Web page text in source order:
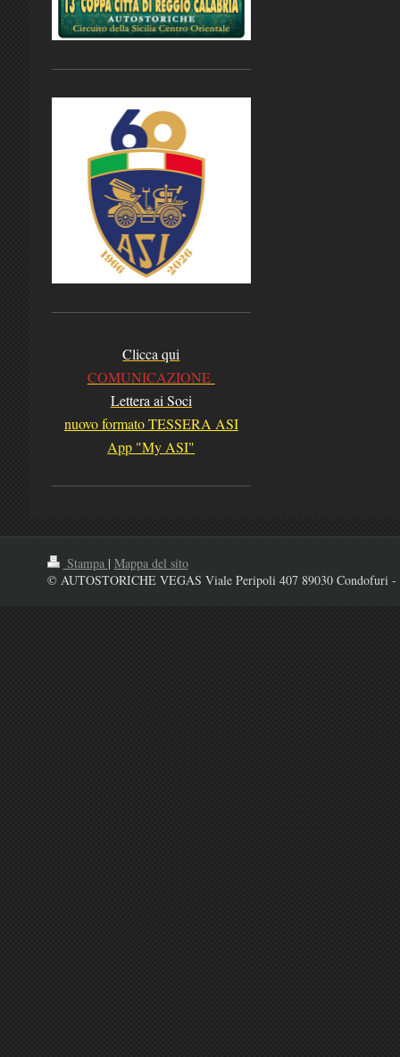
Clicca qui
COMUNICAZIONE
Lettera ai Soci
nuovo formato TESSERA ASI
App "My ASI"
Stampa | Mappa del sito
© AUTOSTORICHE VEGAS Viale Peripoli 407 89030 Condofuri -